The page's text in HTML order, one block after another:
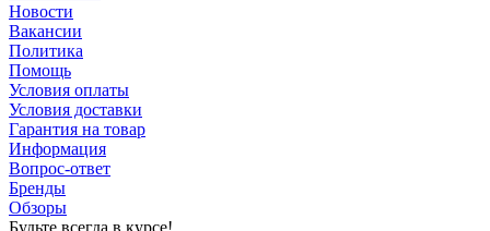
Новости
Вакансии
Политика
Помощь
Условия оплаты
Условия доставки
Гарантия на товар
Информация
Вопрос-ответ
Бренды
Обзоры
Будьте всегда в курсе!